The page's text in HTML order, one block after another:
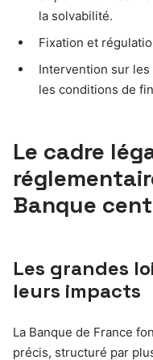
la solvabilité.
Fixation et
Intervention sur
les conditions de
Le cadre
Banque
Les grandes
leurs impacts
La Banque de France
précis, structuré par